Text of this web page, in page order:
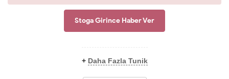
Stoga Girince Haber Ver
+ Daha Fazla Tunik